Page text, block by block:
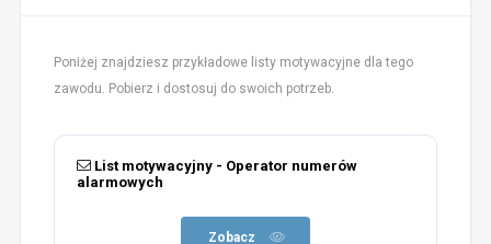
Poniżej znajdziesz przykładowe listy motywacyjne dla tego
zawodu. Pobierz i dostosuj do swoich potrzeb.
List motywacyjny - Operator numerów
alarmowych
Zobacz